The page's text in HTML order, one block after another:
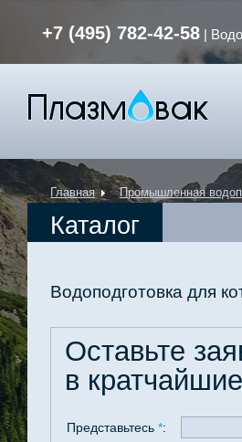
+7 (495) 782-42-58 |
Главная Промышленная
Каталог
Водоподготовка для
Оставьте
в
Представьтесь *: